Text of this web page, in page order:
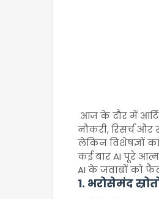
आज के दौर में
नौकरी, रिसर्च
लेकिन विशेषज्ञों
कई बार AI पूरे
AI के जवाबों को
1. भरोसेमंद